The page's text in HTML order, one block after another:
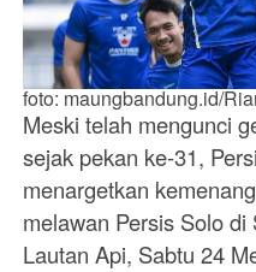
foto: maungbandung.id/
Meski telah mengunci
sejak pekan ke-31,
menargetkan
melawan Persis Solo
Lautan Api, Sabtu 24